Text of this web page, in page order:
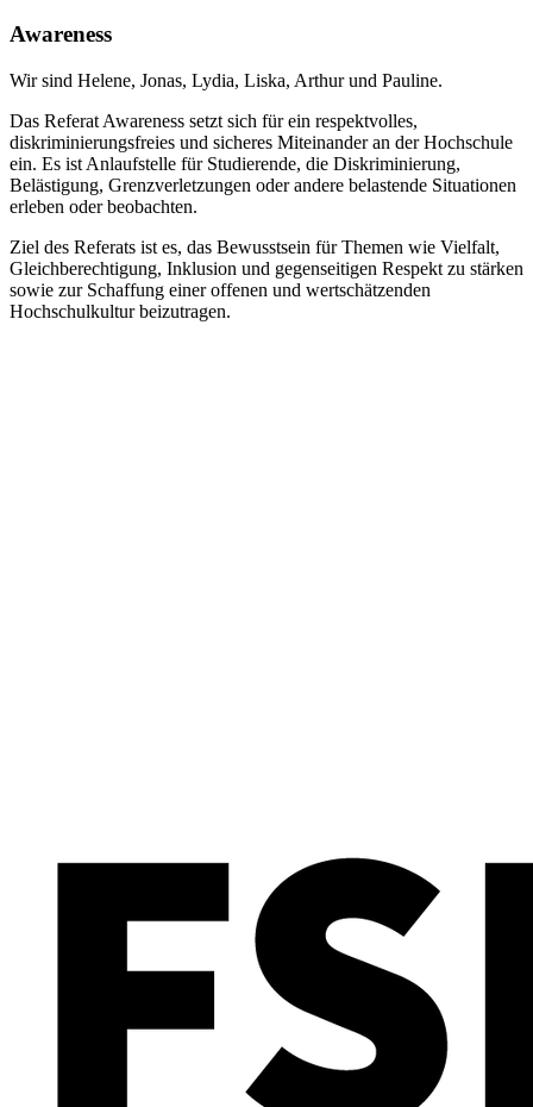
Awareness
Wir sind Helene, Jonas, Lydia, Liska, Arthur und Pauline.
Das Referat Awareness setzt sich für ein respektvolles,
diskriminierungsfreies und sicheres Miteinander an der Hochschule
ein. Es ist Anlaufstelle für Studierende, die Diskriminierung,
Belästigung, Grenzverletzungen oder andere belastende Situationen
erleben oder beobachten.
Ziel des Referats ist es, das Bewusstsein für Themen wie Vielfalt,
Gleichberechtigung, Inklusion und gegenseitigen Respekt zu stärken
sowie zur Schaffung einer offenen und wertschätzenden
Hochschulkultur beizutragen.